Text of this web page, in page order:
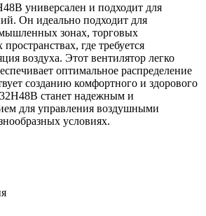
универсален и подходит для
Он идеально подходит для
зонах, торговых
где требуется
воздуха. Этот вентилятор легко
оптимальное распределение
созданию комфортного и здорового
станет надежным и
для управления воздушными
условиях.